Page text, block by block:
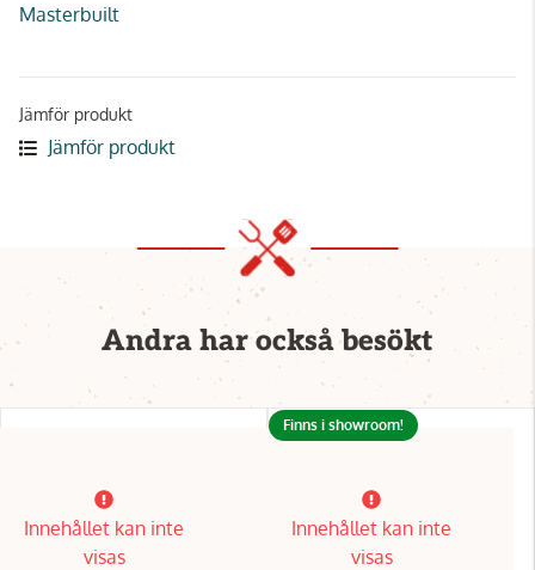
Masterbuilt
Jämför produkt
Jämför produkt
Andra har också besökt
Innehållet kan inte
visas
Innehållet kan inte
visas
Finns i showroom!